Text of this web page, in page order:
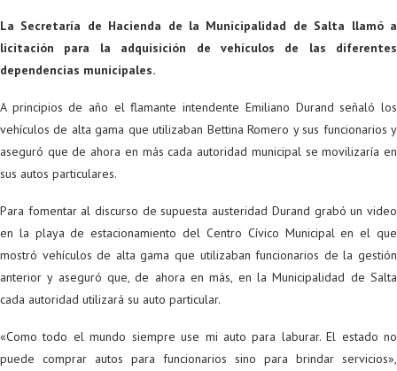
La Secretaría de Hacienda de la Municipalidad de Salta llamó a
licitación para la adquisición de vehículos de las diferentes
dependencias municipales.
A principios de año el flamante intendente Emiliano Durand señaló los
vehículos de alta gama que utilizaban Bettina Romero y sus funcionarios y
aseguró que de ahora en más cada autoridad municipal se movilizaría en
sus autos particulares.
Para fomentar al discurso de supuesta austeridad Durand grabó un video
en la playa de estacionamiento del Centro Cívico Municipal en el que
mostró vehículos de alta gama que utilizaban funcionarios de la gestión
anterior y aseguró que, de ahora en más, en la Municipalidad de Salta
cada autoridad utilizará su auto particular.
«Como todo el mundo siempre use mi auto para laburar. El estado no
puede comprar autos para funcionarios sino para brindar servicios»,